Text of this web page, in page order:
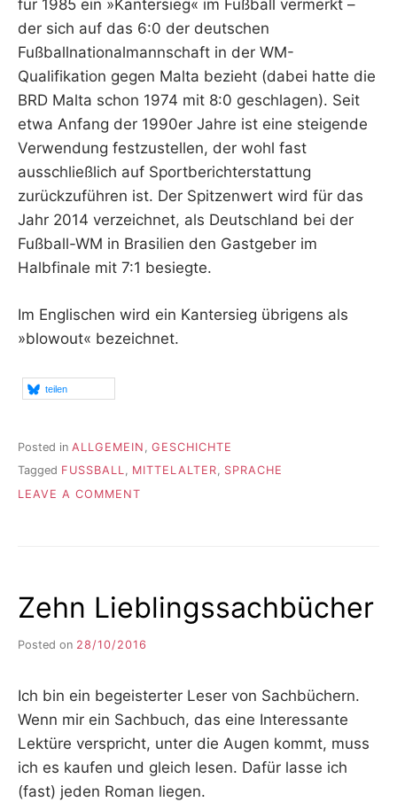
für 1985 ein »Kantersieg« im Fußball vermerkt –
der sich auf das 6:0 der deutschen
Fußballnationalmannschaft in der WM-
Qualifikation gegen Malta bezieht (dabei hatte die
BRD Malta schon 1974 mit 8:0 geschlagen). Seit
etwa Anfang der 1990er Jahre ist eine steigende
Verwendung festzustellen, der wohl fast
ausschließlich auf Sportberichterstattung
zurückzuführen ist. Der Spitzenwert wird für das
Jahr 2014 verzeichnet, als Deutschland bei der
Fußball-WM in Brasilien den Gastgeber im
Halbfinale mit 7:1 besiegte.
Im Englischen wird ein Kantersieg übrigens als
»blowout« bezeichnet.
teilen
Posted in ALLGEMEIN
GESCHICHTE
Tagged FUSSBALL , MITTELALTER, SPRACHE
LEAVE A COMMENT
Zehn Lieblingssachbücher
Posted on 28/10/2016
I
K
L
E
E
Ich bin ein begeisterter Leser von Sachbüchern.
Wenn mir ein Sachbuch, das eine Interessante
Lektüre verspricht, unter die Augen kommt, muss
ich es kaufen und gleich lesen. Dafür lasse ich
(fast) jeden Roman liegen.